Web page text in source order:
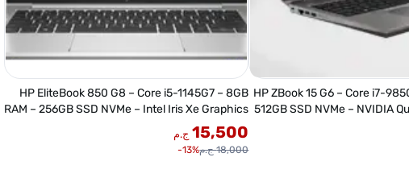
HP ZBook 15 G6 – Core i7-
512GB SSD NVMe – NVIDIA
HP EliteBook 850 G8 – Core i5-1145G7 – 8GB
RAM – 256GB SSD NVMe – Intel Iris Xe Graphics
– 15.6" FHD
15,500 ج.م
18,000 ج.م 13%-